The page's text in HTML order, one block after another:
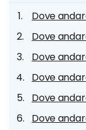
Dove
Dove
Dove
Dove
Dove
Dove